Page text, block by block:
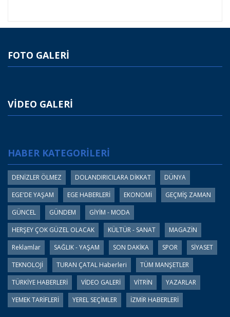
FOTO GALERİ
VİDEO GALERİ
HABER KATEGORİLERİ
DENİZLER ÖLMEZ DOLANDIRICILARA DİKKAT
DÜNYA
EGE'DE YAŞAM
EGE HABERLERİ EKONOMİ
GEÇMİŞ ZAMAN
GÜNCEL
GÜNDEM
GİYİM - MODA
HERŞEY ÇOK GÜZEL OLACAK
KÜLTÜR - SANAT
MAGAZİN
Reklamlar
SAĞLIK - YAŞAM SON DAKİKA SPOR
SİYASET
TEKNOLOJİ
TURAN ÇATAL Haberleri
TÜM MANŞETLER
TÜRKİYE HABERLERİ
VİDEO GALERİ VİTRİN
YAZARLAR
YEMEK TARİFLERİ
YEREL SEÇİMLER İZMİR HABERLERİ